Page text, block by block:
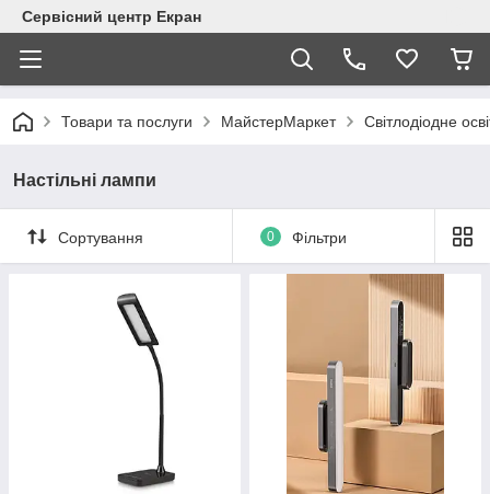
Сервісний центр Екран
Товари та послуги МайстерМаркет Світлодіодне
Настільні лампи
Сортування 0 Фільтри